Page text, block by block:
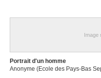
Image
Portrait d'un homme
Anonyme (Ecole des Pays-Bas